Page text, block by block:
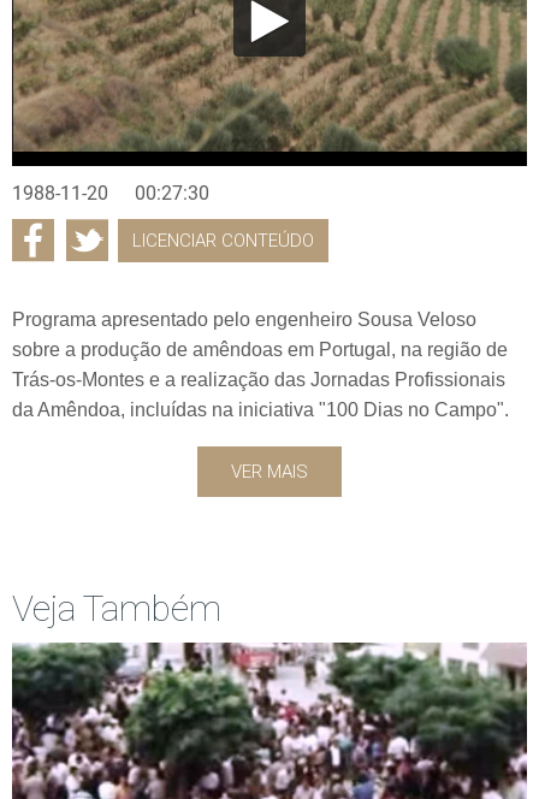
1988-11-20 00:27:30
LICENCIAR CONTEÚDO
Programa apresentado pelo engenheiro Sousa Veloso
sobre a produção de amêndoas em Portugal, na região de
Trás-os-Montes e a realização das Jornadas Profissionais
da Amêndoa, incluídas na iniciativa "100 Dias no Campo".
VER MAIS
Veja Também